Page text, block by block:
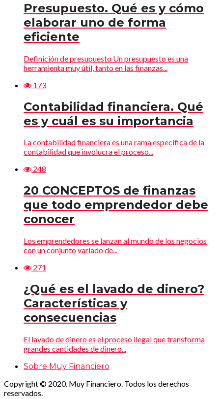
Presupuesto. Qué es y cómo
elaborar uno de forma
eficiente
Definición de presupuesto Un presupuesto es una
herramienta muy útil, tanto en las finanzas...
173
Contabilidad financiera. Qué
es y cuál es su importancia
La contabilidad financiera es una rama específica de la
contabilidad que involucra el proceso...
248
20 CONCEPTOS de finanzas
que todo emprendedor debe
conocer
Los emprendedores se lanzan al mundo de los negocios
con un conjunto variado de...
271
¿Qué es el lavado de dinero?
Características y
consecuencias
El lavado de dinero es el proceso ilegal que transforma
grandes cantidades de dinero...
Sobre Muy Financiero
Copyright © 2020. Muy Financiero. Todos los derechos
reservados.